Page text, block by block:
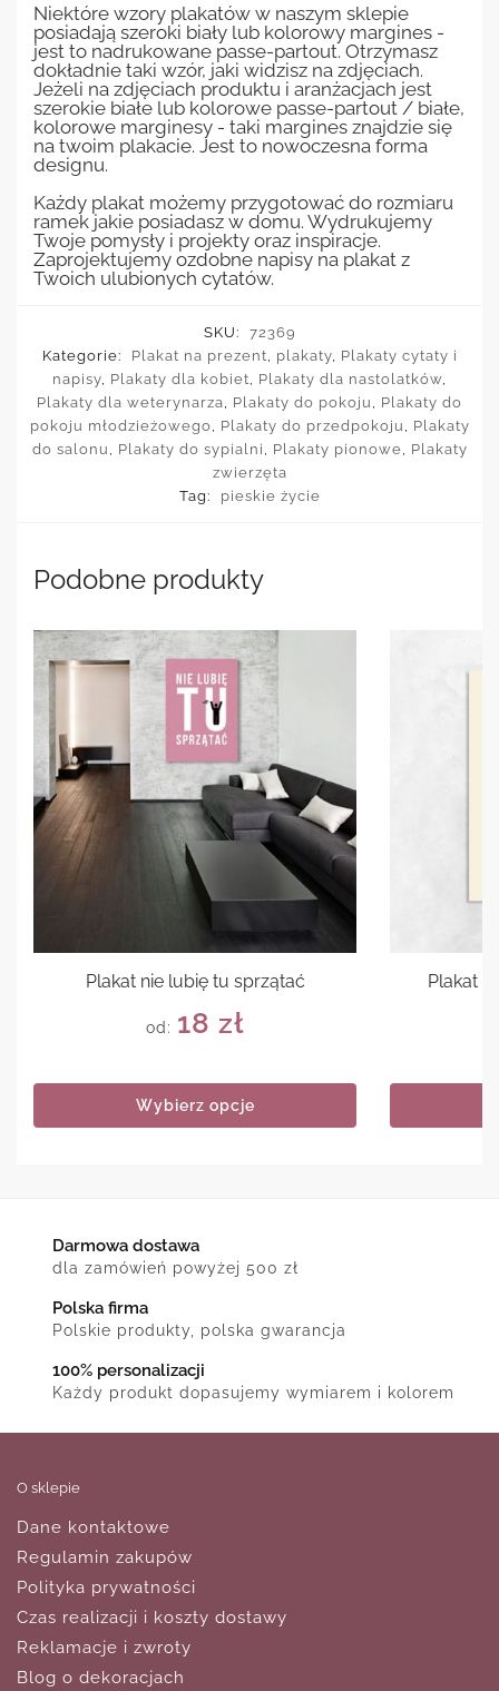
Niektóre wzory plakatów w naszym sklepie
posiadają szeroki biały lub kolorowy margines -
jest to nadrukowane passe-partout. Otrzymasz
dokładnie taki wzór, jaki widzisz na zdjęciach.
Jeżeli na zdjęciach produktu i aranżacjach jest
szerokie białe lub kolorowe passe-partout / białe,
kolorowe marginesy - taki margines znajdzie się
na twoim plakacie. Jest to nowoczesna forma
designu.
Każdy plakat możemy przygotować do rozmiaru
ramek jakie posiadasz w domu. Wydrukujemy
Twoje pomysły i projekty oraz inspiracje.
Zaprojektujemy ozdobne napisy na plakat z
Twoich ulubionych cytatów.
SKU:
72369
Kategorie:
Plakat na prezent plakaty, Plakaty cytaty i
napisy Plakaty dla kobiet Plakaty dla nastolatków
Plakaty dla weterynarza
Plakaty do pokoju
Plakaty do
pokoju młodzieżowego
Plakaty do przedpokoju
Plakaty
do salonu
Plakaty do sypialni Plakaty pionowe
Plakaty
zwierzęta
Tag:
pieskie życie
Podobne produkty
Plakat nie lubię tu sprzątać
od: 18 zł
Wybierz opcje
Plakat
Darmowa dostawa
dla zamówień powyżej 500 zł
Polska firma
Polskie produkty, polska gwarancja
100% personalizacji
Każdy produkt dopasujemy wymiarem i kolorem
O sklepie
Dane kontaktowe
Regulamin zakupów
Polityka prywatności
Czas realizacji i koszty dostawy
Reklamacje i zwroty
Blog o dekoracjach